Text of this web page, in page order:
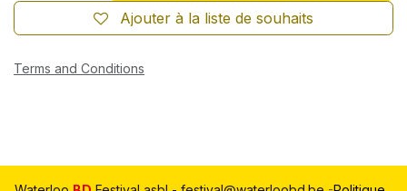
Ajouter à la liste de souhaits
Terms and Conditions